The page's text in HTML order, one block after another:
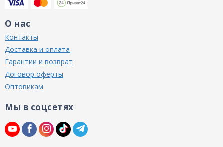
О нас
Контакты
Доставка и оплата
Гарантии и возврат
Договор оферты
Оптовикам
Мы в соцсетях